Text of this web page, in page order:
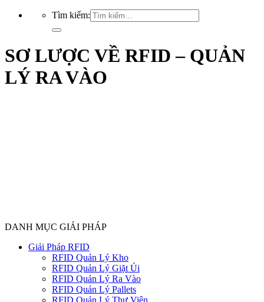
Tìm kiếm:
SƠ LƯỢC VỀ RFID – QUẢN
LÝ RA VÀO
DANH MỤC GIẢI PHÁP
Giải Pháp RFID
RFID Quản Lý Kho
RFID Quản Lý Giặt Ủi
RFID Quản Lý Ra Vào
RFID Quản Lý Pallets